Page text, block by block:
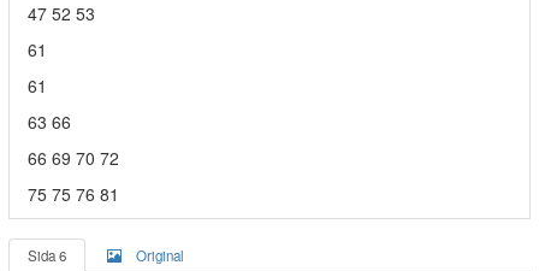
47 52 53
61
61
63 66
66 69 70 72
75 75 76 81
Sida 6 Original